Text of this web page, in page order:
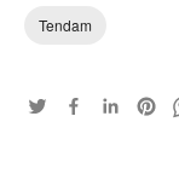
Tendam